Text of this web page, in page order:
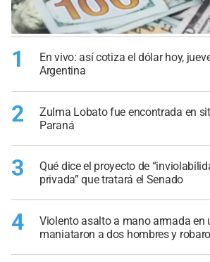
1
En vivo: así cotiza el dólar hoy,
Argentina
2
Zulma Lobato fue encontrada en
Paraná
3
Qué dice el proyecto de
privada” que tratará el Senado
4
Violento asalto a mano armada en
maniataron a dos hombres y